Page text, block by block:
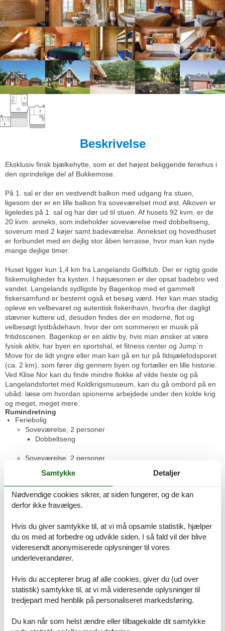
Beskrivelse
Eksklusiv finsk bjælkehytte, som er det højest beliggende feriehus i
den oprindelige del af Bukkemose.
På 1. sal er der en vestvendt balkon med udgang fra stuen,
ligesom der er en lille balkon fra soveværelset mod øst. Alkoven er
ligeledes på 1. sal og har dør ud til stuen. Af husets 92 kvm. er de
20 kvm. anneks, som indeholder soveværelse med dobbeltseng,
soverum med 2 køjer samt badeværelse. Annekset og hovedhuset
er forbundet med en dejlig stor åben terrasse, hvor man kan nyde
mange dejlige timer.
Huset ligger kun 1,4 km fra Langelands Golfklub. Der er rigtig gode
fiskemuligheder fra kysten. I højsæsonen er der opsat badebro ved
vandet. Langelands sydligste by Bagenkop med et gammelt
fiskersamfund er bestemt også et besøg værd. Her kan man stadig
opleve en velbevaret og autentisk fiskerihavn, hvorfra der dagligt
stævner kuttere ud, desuden findes der en moderne, flot og
velbesøgt lystbådehavn, hvor der om sommeren er musik på
fritidsscenen. Bagenkop er en aktiv by, hvis man ønsker at være
fysisk aktiv, har byen en sportshal, et fitness center og Jump`n
Move for de lidt yngre eller man kan gå en tur på Ildsjælefodsporet
(ca. 2 km), som fører dig gennem byen og fortæller en lille historie.
Ved Klise Nor kan du finde mindre flokke af vilde heste og på
Langelandsfortet med Koldkrigsmuseum, kan du gå ombord på en
ubåd, læse om hvordan spionerne arbejdede under den kolde krig
og meget, meget mere.
Rumindretning
Feriebolig
Soveværelse, 2 personer
Dobbeltseng
Soveværelse, 2 personer
Badeværelse
WC. Varmt og koldt vand, Bruser
Dobbeltseng
Terrasse
Åben og overdækket terrasse
Soveværelse, 10 m², 2 personer
Dobbeltseng
Køjeseng
Samtykke Detaljer
Nødvendige cookies sikrer, at siden fungerer, og de kan
derfor ikke fravælges.
Hvis du giver samtykke til, at vi må opsamle statistik, hjælper
du os med at forbedre og udvikle siden. I så fald vil der blive
videresendt anonymiserede oplysninger til vores
underleverandører.
Hvis du accepterer brug af alle cookies, giver du (ud over
statistik) samtykke til, at vi må videresende oplysninger til
tredjepart med henblik på personaliseret markedsføring.
Du kan når som helst ændre eller tilbagekalde dit samtykke